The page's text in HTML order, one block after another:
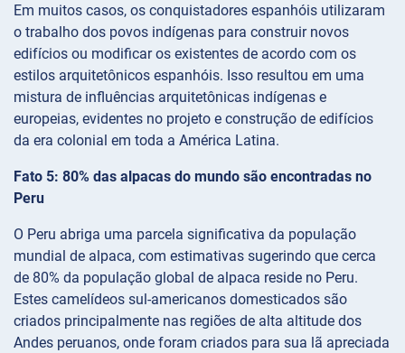
Em muitos casos, os conquistadores espanhóis utilizaram
o trabalho dos povos indígenas para construir novos
edifícios ou modificar os existentes de acordo com os
estilos arquitetônicos espanhóis. Isso resultou em uma
mistura de influências arquitetônicas indígenas e
europeias, evidentes no projeto e construção de edifícios
da era colonial em toda a América Latina.
Fato 5: 80% das alpacas do mundo são encontradas no
Peru
O Peru abriga uma parcela significativa da população
mundial de alpaca, com estimativas sugerindo que cerca
de 80% da população global de alpaca reside no Peru.
Estes camelídeos sul-americanos domesticados são
criados principalmente nas regiões de alta altitude dos
Andes peruanos, onde foram criados para sua lã apreciada